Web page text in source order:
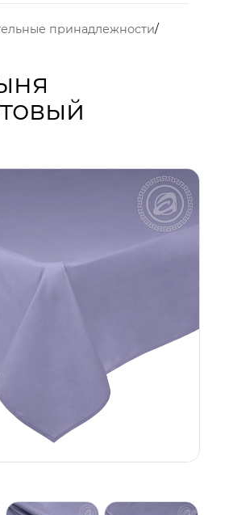
принадлежности